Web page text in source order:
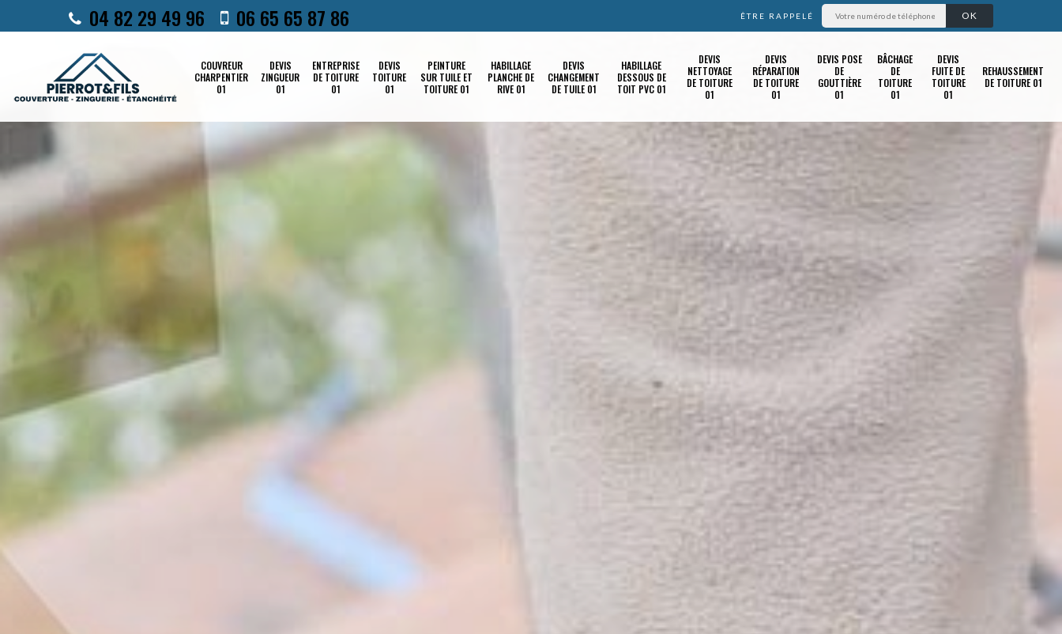
04 82 29 49 96 06 65 65 87 86 ÊTRE RAPPELÉ
COUVREUR
CHARPENTIER
01
DEVIS
ZINGUEUR
01
ENTREPRISE
DE TOITURE
01
DEVIS
TOITURE
01
PEINTURE
SUR TUILE ET
TOITURE 01
HABILLAGE
PLANCHE DE
RIVE 01
DEVIS
CHANGEMENT
DE TUILE 01
HABILLAGE
DESSOUS DE
TOIT PVC 01
DEVIS
NETTOYAGE
DE TOITURE
01
DEVIS
RÉPARATION
DE TOITURE
01
DEVIS POSE
DE
GOUTTIÈRE
01
BÂCHAGE
DE
TOITURE
01
DEVIS
FUITE DE
TOITURE
01
REHAUSSEMENT
DE TOITURE 01